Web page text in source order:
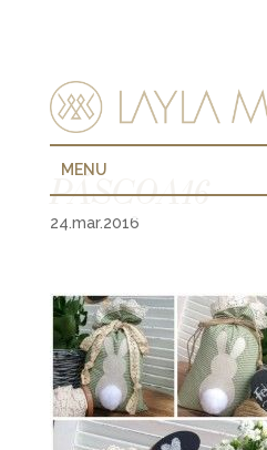
MENU
PÁSCOA16
24.mar.2016